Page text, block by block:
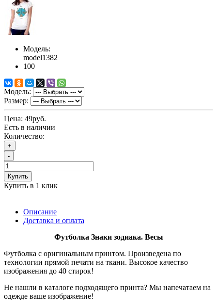
Модель:
model1382
100
Модель:
Размер:
Цена: 49руб.
Есть в наличии
Количество:
+
-
Купить
Купить в 1 клик
Описание
Доставка и оплата
Футболка Знаки зодиака. Весы
Футболка с оригинальным принтом. Произведена по
технологии прямой печати на ткани. Высокое качество
изображения до 40 стирок!
Не нашли в каталоге подходящего принта? Мы напечатаем на
одежде ваше изображение!